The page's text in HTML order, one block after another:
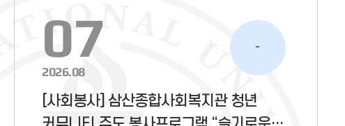
-
07
2026.08
[사회봉사] 삼산종합사회복지관 청년